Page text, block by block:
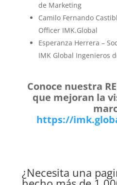
de Marketing
Camilo Fernando
Officer IMK.Global
Esperanza Herrera –
IMK Global Ingenieros
Conoce nuestra
que mejoran la
https://
¿Necesita una